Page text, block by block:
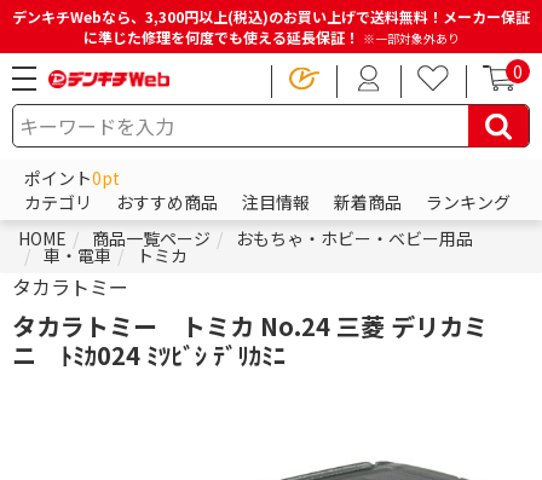
デンキチWebなら、3,300円以上(税込)のお買い上げで送料無料！メーカー保証
に準じた修理を何度でも使える延長保証！ ※一部対象外あり
0
ポイント0pt
カテゴリ
おすすめ商品 注目情報 新着商品
ランキング
HOME
商品一覧ページ おもちゃ・ホビー・ベビー用品
車・電車 トミカ
タカラトミー
タカラトミー トミカ No.24 三菱 デリカミ
ニ ﾄﾐｶ024 ﾐﾂﾋﾞｼ ﾃﾞﾘｶﾐﾆ